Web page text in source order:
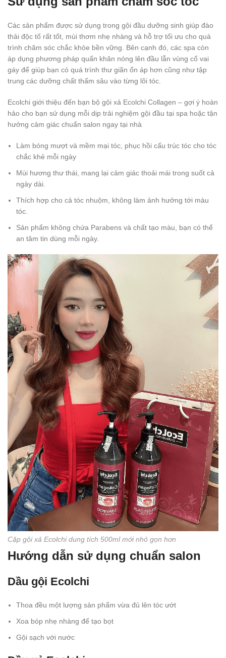
Các sản phẩm được sử dụng trong gội đầu dưỡng sinh giúp đào
thải độc tố rất tốt, mùi thơm nhẹ nhàng và hỗ trợ tối ưu cho quá
trình chăm sóc chắc khỏe bền vững. Bên cạnh đó, các spa còn
áp dụng phương pháp quấn khăn nóng lên đầu lẫn vùng cổ vai
gáy để giúp bạn có quá trình thư giãn ổn áp hơn cũng như tập
trung các dưỡng chất thấm sâu vào từng lõi tóc.
Ecolchi giới thiệu đến bạn bộ gội xả Ecolchi Collagen – gợi ý hoàn
hảo cho bạn sử dụng mỗi dịp trải nghiệm gội đầu tại spa hoặc tận
hưởng cảm giác chuẩn salon ngay tại nhà
Làm bóng mượt và mềm mại tóc, phục hồi cấu trúc tóc cho tóc
chắc khẻ mỗi ngày
Mùi hương thư thái, mang lại cảm giác thoải mái trong suốt cả
ngày dài.
Thích hợp cho cả tóc nhuộm, không làm ảnh hưởng tới màu
tóc.
Sản phẩm không chứa Parabens và chất tạo màu, bạn có thể
an tâm tin dùng mỗi ngày.
Cặp gội xả Ecolchi dung tích 500ml mới nhỏ gọn hơn
Hướng dẫn sử dụng chuẩn salon
Dầu gội Ecolchi
Thoa đều một lượng sản phẩm vừa đủ lên tóc ướt
Xoa bóp nhẹ nhàng để tạo bọt
Gội sạch với nước